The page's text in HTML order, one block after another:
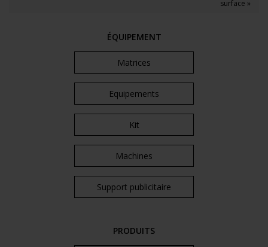
ÉQUIPEMENT
Matrices
Equipements
Kit
Machines
Support publicitaire
PRODUITS
surface »